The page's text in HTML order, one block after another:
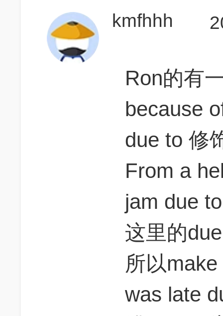
kmfhhh
Ron的有
because
due to 修
From a
jam due
这里的
所以
was late